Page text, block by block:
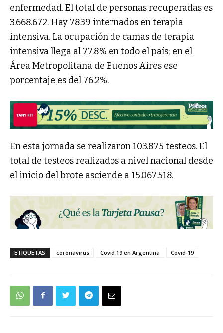
enfermedad. El total de personas recuperadas es
3.668.672. Hay 7839 internados en terapia
intensiva. La ocupación de camas de terapia
intensiva llega al 77.8% en todo el país; en el
Área Metropolitana de Buenos Aires ese
porcentaje es del 76.2%.
En esta jornada se realizaron 103.875 testeos. El
total de testeos realizados a nivel nacional desde
el inicio del brote asciende a 15.067.518.
ETIQUETAS coronavirus Covid 19 en Argentina Covid-19